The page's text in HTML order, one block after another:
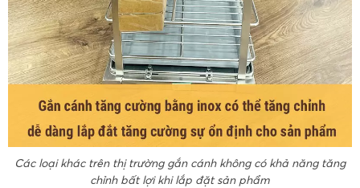
Các loại khác trên thị trường gắn cánh không có khả năng tăng
chỉnh bất lợi khi lắp đặt sản phẩm